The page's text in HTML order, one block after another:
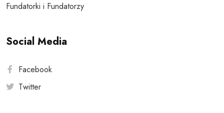
Fundatorki i Fundatorzy
Social Media
Facebook
Twitter